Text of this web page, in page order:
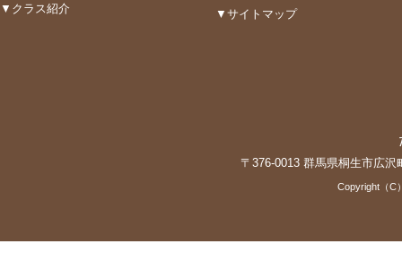
▼クラス紹介 ▼サイトマップ
〒376-0013 群馬県桐生市広
Copyright（C